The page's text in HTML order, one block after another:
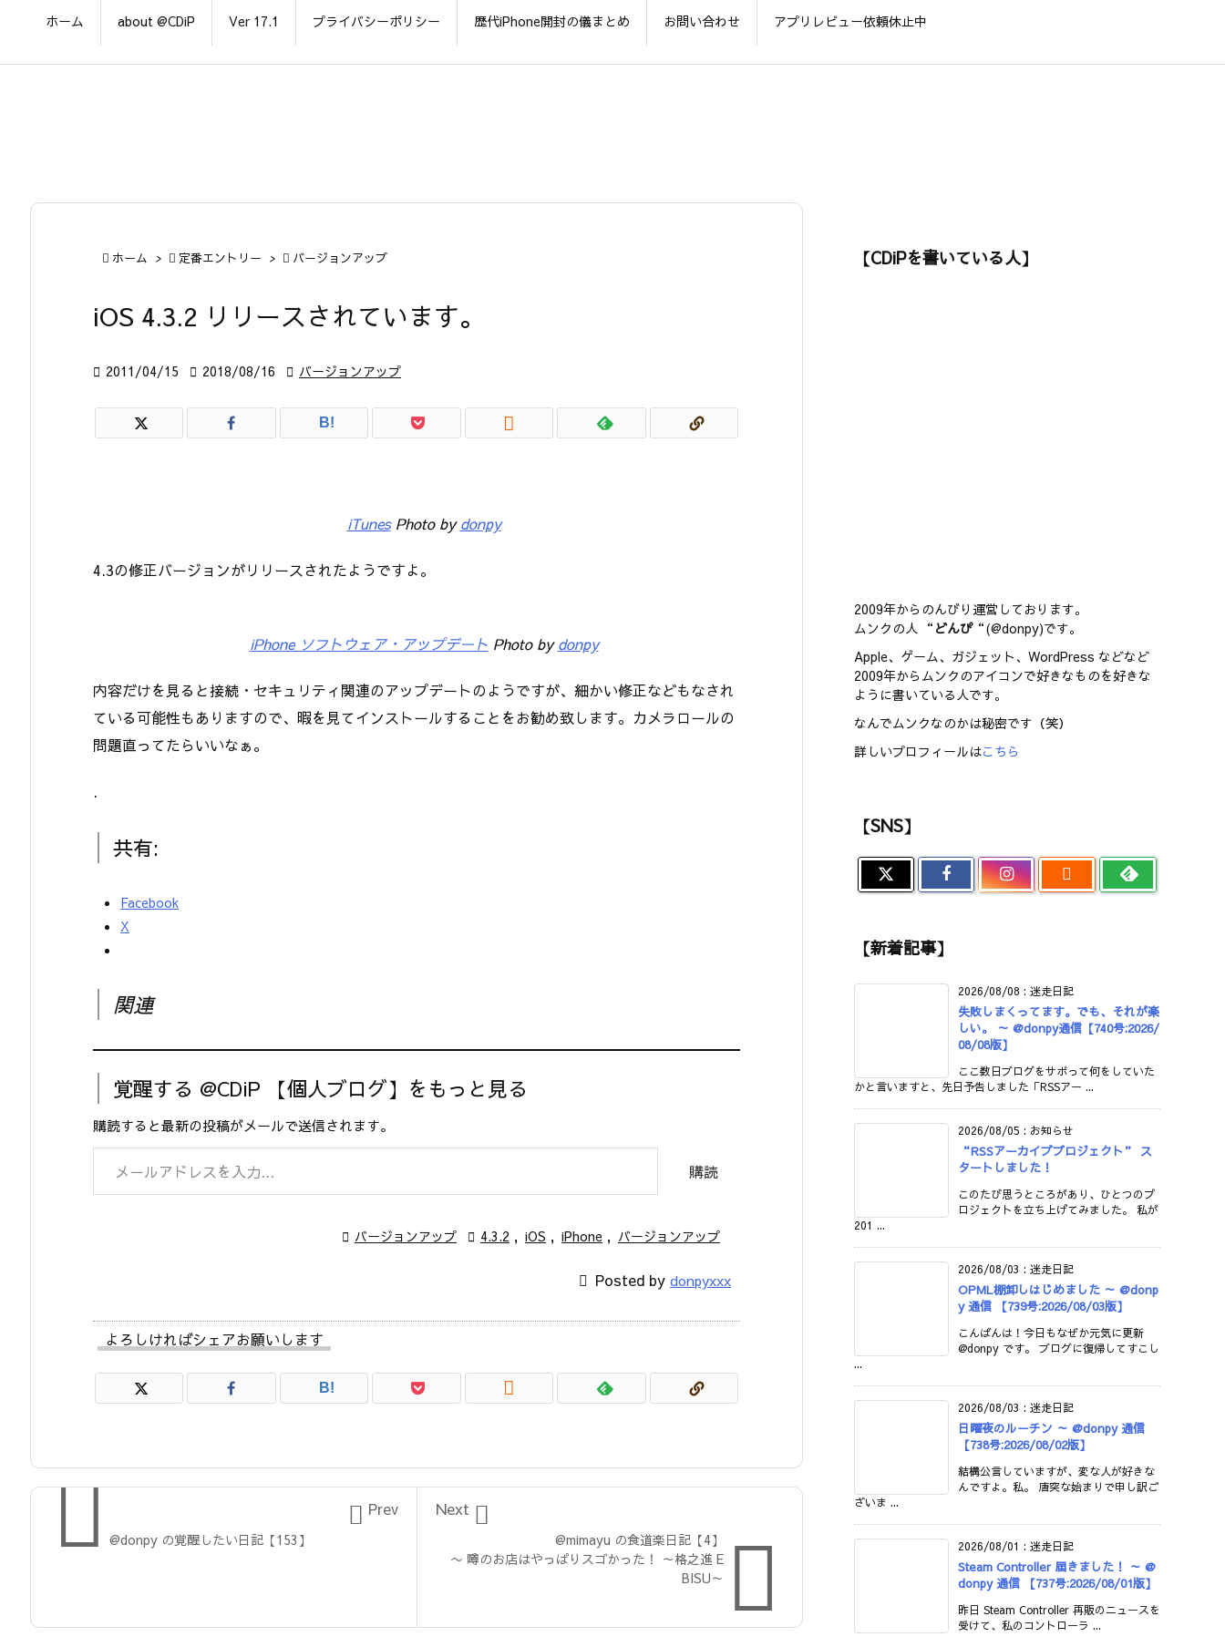
ホーム about @CDiP Ver 17.1 プライバシーポリシー 歴代iPhone開封の儀まとめ お問い合わせ アプリレビュー依頼休止中
 ホーム >  定番エントリー >  バージョンアップ
iOS 4.3.2 リリースされています。
 2011/04/15  2018/08/16  バージョンアップ
B! 
iTunesPhoto bydonpy
4.3の修正バージョンがリリースされたようですよ。
iPhone ソフトウェア・アップデート Photo bydonpy
内容だけを見ると接続・セキュリティ関連のアップデートのようですが、細かい修正などもなされ
ている可能性もありますので、暇を見てインストールすることをお勧め致します。カメラロールの
問題直ってたらいいなぁ。
.
共有:
Facebook
X
関連
覚醒する @CDiP 【個人ブログ】をもっと見る
購読すると最新の投稿がメールで送信されます。
メールアドレスを入力...
購読
 バージョンアップ  4.3.2 , iOS , iPhone , バージョンアップ
 Posted by donpyxxx
よろしければシェアお願いします
B! 

@mimayu の食道楽日記【4】
〜 噂のお店はやっぱりスゴかった！ ～格之進 E
BISU～

Next
@donpy の覚醒したい日記【153】
 Prev
【CDiPを書いている人】
2009年からのんびり運営しております。
ムンクの人 “ どんぴ“(@donpy)です。
Apple、ゲーム、ガジェット、WordPress などなど
2009年からムンクのアイコンで好きなものを好きな
ように書いている人です。
なんでムンクなのかは秘密です（笑）
詳しいプロフィールはこちら
【SNS】

【新着記事】
2026/08/08 : 迷走日記
失敗しまくってます。でも、それが楽
しい。 ～ @donpy通信【740号:2026/
08/08版】
ここ数日ブログをサボって何をしていた
かと言いますと、先日予告しました「RSSアー ...
2026/08/05 : お知らせ
“RSSアーカイブプロジェクト” ス
タートしました！
このたび思うところがあり、ひとつのプ
ロジェクトを立ち上げてみました。 私が
201 ...
2026/08/03 : 迷走日記
OPML棚卸しはじめました ～ @donp
y 通信 【739号:2026/08/03版】
こんばんは！今日もなぜか元気に更新
@donpy です。 ブログに復帰してすこし
...
2026/08/03 : 迷走日記
日曜夜のルーチン ～ @donpy 通信
【738号:2026/08/02版】
結構公言していますが、変な人が好きな
んですよ。私。 唐突な始まりで申し訳ご
ざいま ...
2026/08/01 : 迷走日記
Steam Controller 届きました！ ～ @
donpy 通信 【737号:2026/08/01版】
昨日 Steam Controller 再販のニュースを
受けて、私のコントローラ ...